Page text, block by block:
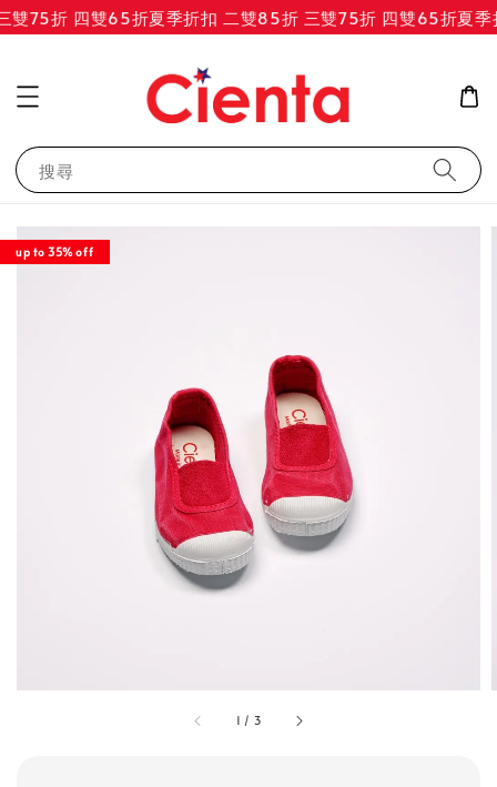
75折 四雙65折夏季折扣 二雙85折 三雙75折 四雙65折夏季
搜尋
1 / 3
up to 35% off